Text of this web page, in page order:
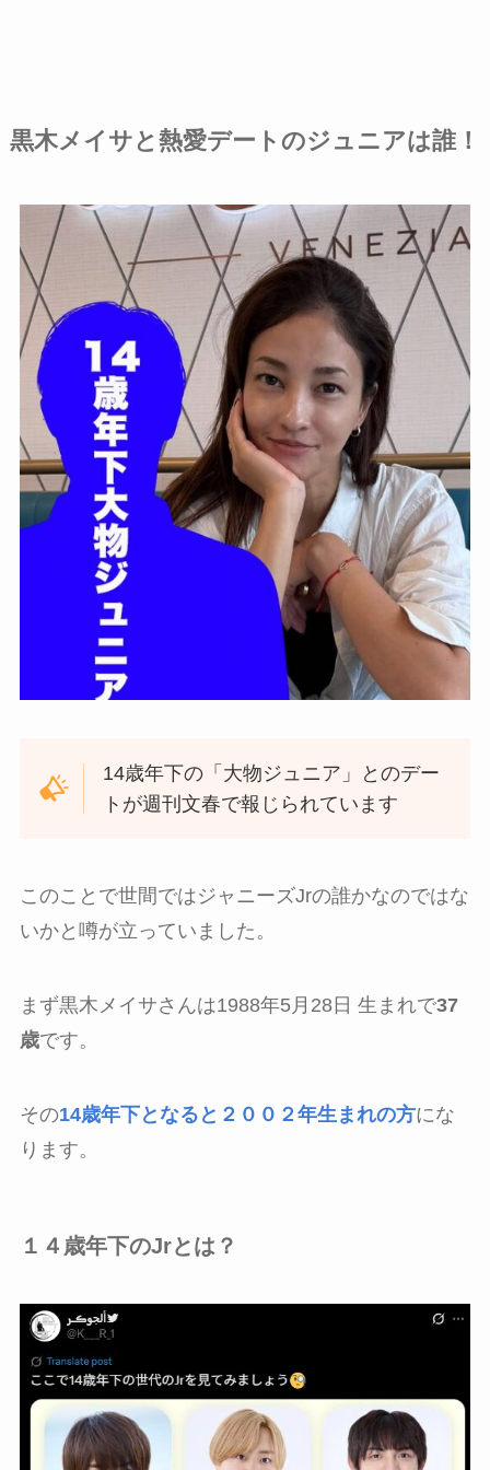
黒木メイサと熱愛デートのジュニアは誰！
14歳年下の「大物ジュニア」とのデー
トが週刊文春で報じられています
このことで世間ではジャニーズJrの誰かなのではな
いかと噂が立っていました。
まず黒木メイサさんは1988年5月28日 生まれで37
歳です。
その14歳年下となると２００２年生まれの方にな
ります。
１４歳年下のJrとは？